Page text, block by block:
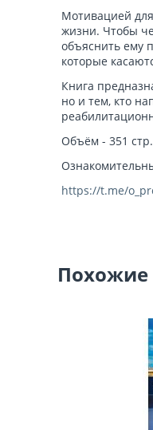
Мотивацией
жизни. Чтобы
объяснить ему
которые
Книга
но и тем, кто
Объём - 351 стр.
https://t.me/
Похожие